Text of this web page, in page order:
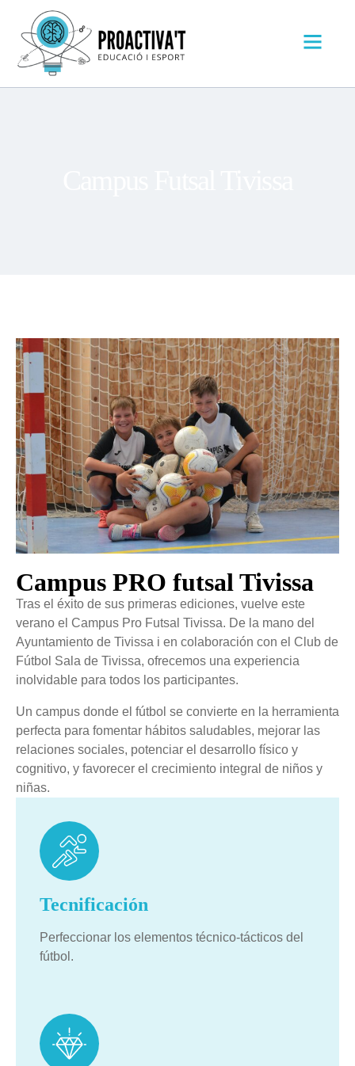
Campus PRO futsal Tivissa
Tras el éxito de sus primeras ediciones, vuelve este
verano el Campus Pro Futsal Tivissa. De la mano del
Ayuntamiento de Tivissa i en colaboración con el Club de
Fútbol Sala de Tivissa, ofrecemos una experiencia
inolvidable para todos los participantes.
Un campus donde el fútbol se convierte en la herramienta
perfecta para fomentar hábitos saludables, mejorar las
relaciones sociales, potenciar el desarrollo físico y
cognitivo, y favorecer el crecimiento integral de niños y
niñas.
Tecnificación
Perfeccionar los elementos técnico-tácticos del
fútbol.